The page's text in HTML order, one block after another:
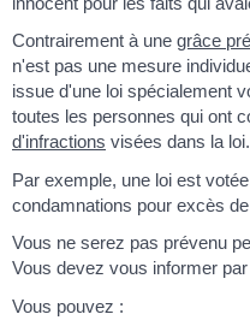
Contrairement à une grâce
n'est pas une mesure
issue d'une loi spécialement
toutes les personnes qui ont
d'infractions visées dans la loi.
Par exemple, une loi est
condamnations pour excès
Vous ne serez pas prévenu
Vous devez vous informer
Vous pouvez :